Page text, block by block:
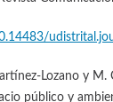
Lozano y M.
público y